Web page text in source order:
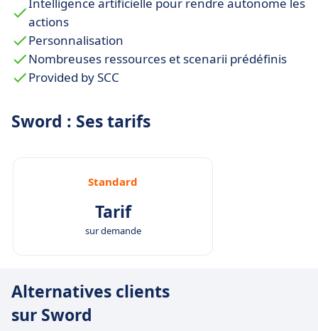
Intelligence artificielle pour rendre autonome les
actions
Personnalisation
Nombreuses ressources et scenarii prédéfinis
Provided by SCC
Sword : Ses tarifs
Standard
Tarif
sur demande
Alternatives clients
sur Sword